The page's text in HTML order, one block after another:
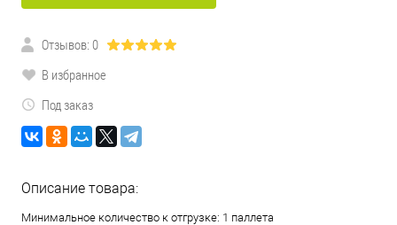
Отзывов: 0
В избранное
Под заказ
Описание товара:
Минимальное количество к отгрузке: 1 паллета